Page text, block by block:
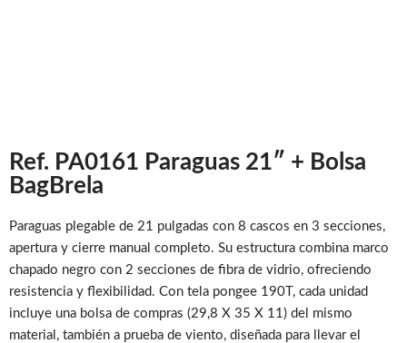
Ref. PA0161 Paraguas 21″ + Bolsa
BagBrela
Paraguas plegable de 21 pulgadas con 8 cascos en 3 secciones,
apertura y cierre manual completo. Su estructura combina marco
chapado negro con 2 secciones de fibra de vidrio, ofreciendo
resistencia y flexibilidad. Con tela pongee 190T, cada unidad
incluye una bolsa de compras (29,8 X 35 X 11) del mismo
material, también a prueba de viento, diseñada para llevar el